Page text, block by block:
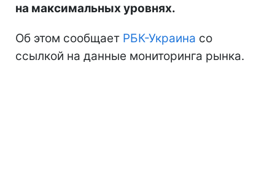
на максимальных уровнях.
Об этом сообщает РБК-Украина со
ссылкой на данные мониторинга рынка.